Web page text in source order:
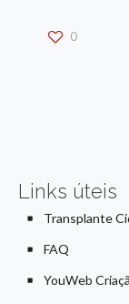
0
Links úteis
Transplante
FAQ
YouWeb